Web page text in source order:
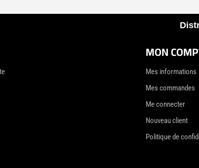
MON
Mes informations
Mes commandes
Me connecter
Nouveau client
Politique de